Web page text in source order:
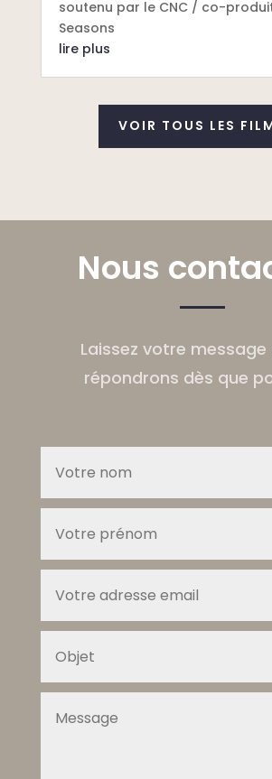
soutenu par le CNC / co-
Seasons
lire plus
VOIR TOUS LES
Nous
Laissez votre message
répondrons dès que